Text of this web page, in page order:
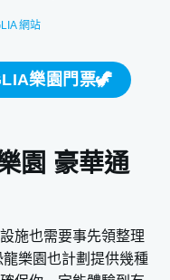
網站
樂園門票🦖
園 豪華通
施也需要事先領整理
樂園也計劃提供幾種